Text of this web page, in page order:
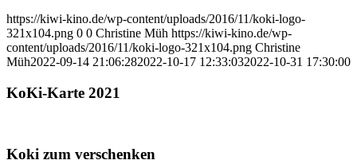
https://kiwi-kino.de/wp-content/uploads/2016/11/koki-logo-
321x104.png 0 0 Christine Müh https://kiwi-kino.de/wp-
content/uploads/2016/11/koki-logo-321x104.png Christine
Müh2022-09-14 21:06:282022-10-17 12:33:032022-10-31 17:30:00
KoKi-Karte 2021
Koki zum verschenken